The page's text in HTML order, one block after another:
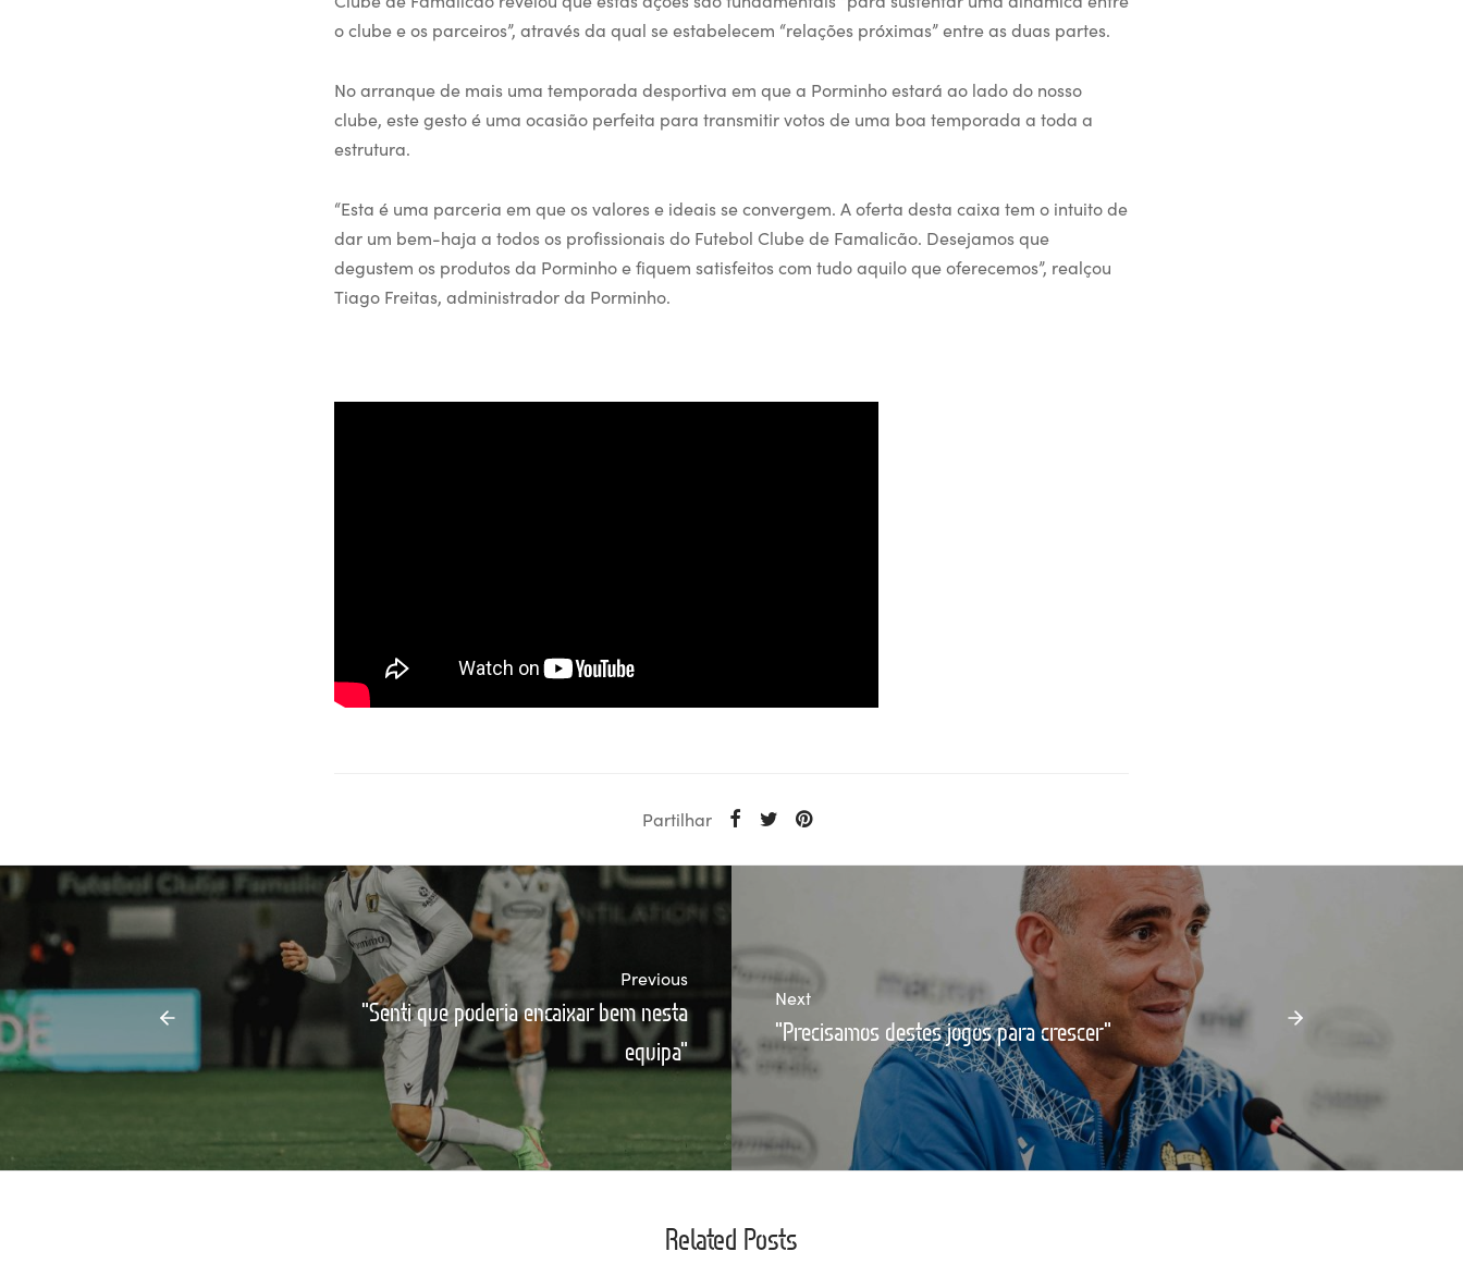
o clube e os parceiros”, através da qual se estabelecem “relações próximas” entre as duas partes.
No arranque de mais uma temporada desportiva em que a Porminho estará ao lado do nosso
clube, este gesto é uma ocasião perfeita para transmitir votos de uma boa temporada a toda a
estrutura.
“Esta é uma parceria em que os valores e ideais se convergem. A oferta desta caixa tem o intuito de
dar um bem-haja a todos os profissionais do Futebol Clube de Famalicão. Desejamos que
degustem os produtos da Porminho e fiquem satisfeitos com tudo aquilo que oferecemos”, realçou
Tiago Freitas, administrador da Porminho.
Partilhar
Previous
"Senti que poderia encaixar bem nesta
equipa"
Next
"Precisamos destes jogos para crescer"
Related Posts